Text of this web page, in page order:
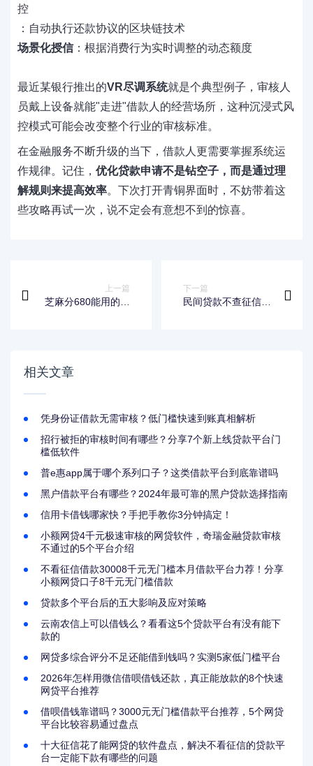
控
：自动执行还款协议的区块链技术
场景化授信：根据消费行为实时调整的动态额度
最近某银行推出的VR尽调系统就是个典型例子，审核人
员戴上设备就能"走进"借款人的经营场所，这种沉浸式风
控模式可能会改变整个行业的审核标准。
在金融服务不断升级的当下，借款人更需要掌握系统运
作规律。记住， 优化贷款申请不是钻空子，而是通过理
解规则来提高效率。下次打开青铜界面时，不妨带着这
些攻略再试一次，说不定会有意想不到的惊喜。
上一篇
芝麻分680能用的口
下一篇
民间贷款不查征信？
相关文章
凭身份证借款无需审核？低门槛快速到账真相解析
招行被拒的审核时间有哪些？分享7个新上线贷款平台门
槛低软件
普e惠app属于哪个系列口子？这类借款平台到底靠谱吗
黑户借款平台有哪些？2024年最可靠的黑户贷款选择指南
信用卡借钱哪家快？手把手教你3分钟搞定！
小额网贷4千元极速审核的网贷软件，奇瑞金融贷款审核
不通过的5个平台介绍
不看征信借款30008千元无门槛本月借款平台力荐！分享
小额网贷口子8千元无门槛借款
贷款多个平台后的五大影响及应对策略
云南农信上可以借钱么？看看这5个贷款平台有没有能下
款的
网贷多综合评分不足还能借到钱吗？实测5家低门槛平台
2026年怎样用微信借呗借钱还款，真正能放款的8个快速
网贷平台推荐
借呗借钱靠谱吗？3000元无门槛借款平台推荐，5个网贷
平台比较容易通过盘点
十大征信花了能网贷的软件盘点，解决不看征信的贷款平
台一定能下款有哪些的问题